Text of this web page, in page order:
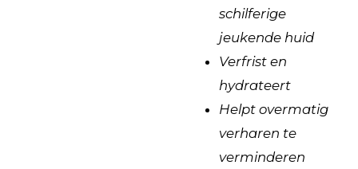
schilferige
jeukende huid
Verfrist en
hydrateert
Helpt overmatig
verharen te
verminderen